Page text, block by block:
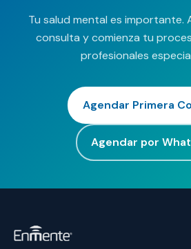
Tu salud mental es importante.
consulta y comienza tu
profesionales
Agendar Primera
Agendar por